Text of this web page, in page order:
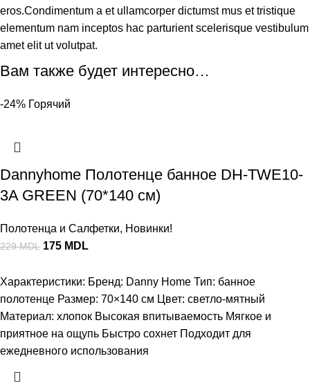
eros.Condimentum a et ullamcorper dictumst mus et tristique
elementum nam inceptos hac parturient scelerisque vestibulum
amet elit ut volutpat.
Вам также будет интересно…
-24% Горячий
Dannyhome Полотенце банное DH-TWE10-
3A GREEN (70*140 см)
Полотенца и Салфетки, Новинки!
229MDL 175 MDL
Характеристики: Бренд: Danny Home Тип: банное
полотенце Размер: 70×140 см Цвет: светло-мятный
Материал: хлопок Высокая впитываемость Мягкое и
приятное на ощупь Быстро сохнет Подходит для
ежедневного использования